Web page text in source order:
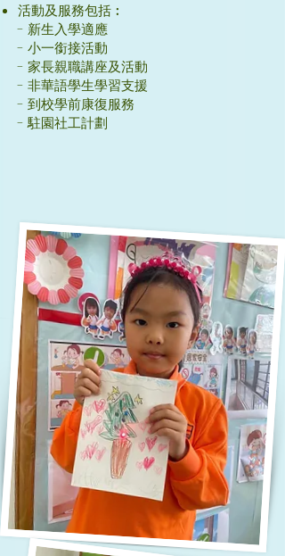
活動及服務包括︰
- 新生入學適應
- 小一銜接活動
- 家長親職講座及活動
- 非華語學生學習支援
- 到校學前康復服務
- 駐園社工計劃